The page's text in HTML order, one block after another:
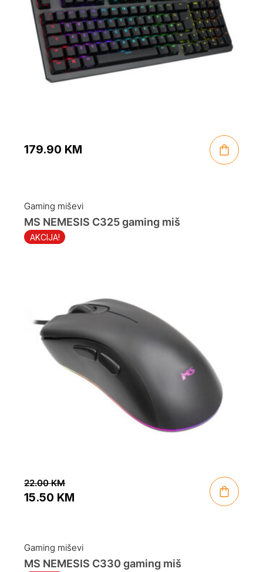
179.90 KM
Gaming miševi
AKCIJA!
MS NEMESIS C325 gaming miš
22.00KM
was:
22.00 KM.
15.50 KM
is:
15.50 KM.
Gaming miševi
MS NEMESIS C330 gaming miš